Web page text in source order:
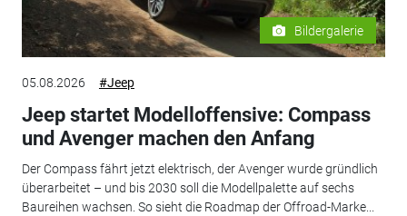
Bildergalerie
05.08.2026 #Jeep
Jeep startet Modelloffensive: Compass
und Avenger machen den Anfang
Der Compass fährt jetzt elektrisch, der Avenger wurde gründlich
überarbeitet – und bis 2030 soll die Modellpalette auf sechs
Baureihen wachsen. So sieht die Roadmap der Offroad-Marke...